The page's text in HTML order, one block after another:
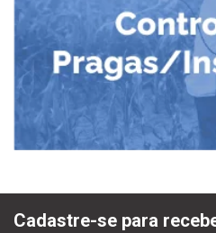
Cadastre-se para